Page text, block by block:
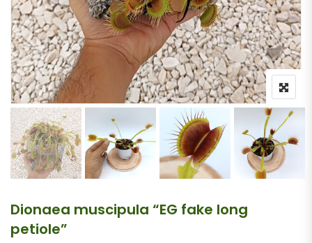
Dionaea muscipula “EG fake long
petiole”